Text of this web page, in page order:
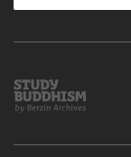
Study
Buddhism